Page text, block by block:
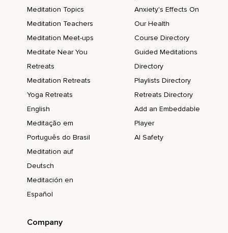
Toute votre jambe gauche.
Détendez tout votre visage.
Toute votre tête.
Détendez tout votre corps.
Détendez-vous.
Et relâchez tout.
apporte un sentiment de calme à chaque cellule.
Meditation Topics
Meditation Teachers
Meditation Meet-ups
Meditate Near You
Retreats
Meditation Retreats
Yoga Retreats
English
Meditação em
Português do Brasil
Meditation auf
Deutsch
Meditación en
Español
Anxiety's Effects On
Our Health
Course Directory
Guided Meditations
Directory
Playlists Directory
Retreats Directory
Add an Embeddable
Player
AI Safety
Company